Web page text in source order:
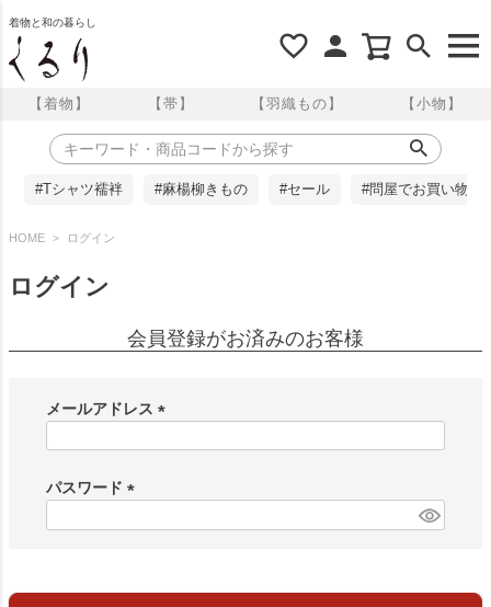
着物と和の暮らし
【着物】 【帯】 【羽織もの】 【小物】
#Tシャツ襦袢 #麻楊柳きもの #セール #問屋でお買い物
HOME ログイン
ログイン
会員登録がお済みのお客様
メールアドレス
)
パスワード